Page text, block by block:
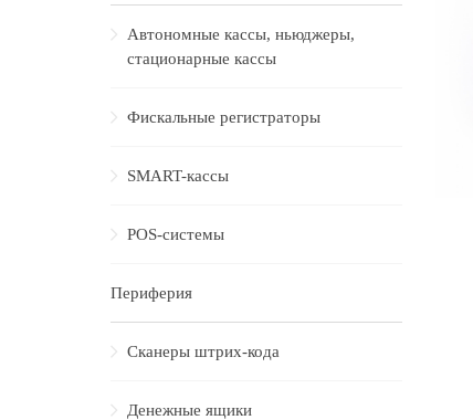
Автономные кассы, ньюджеры,
стационарные кассы
Фискальные регистраторы
SMART-кассы
POS-системы
Периферия
Сканеры штрих-кода
Денежные ящики